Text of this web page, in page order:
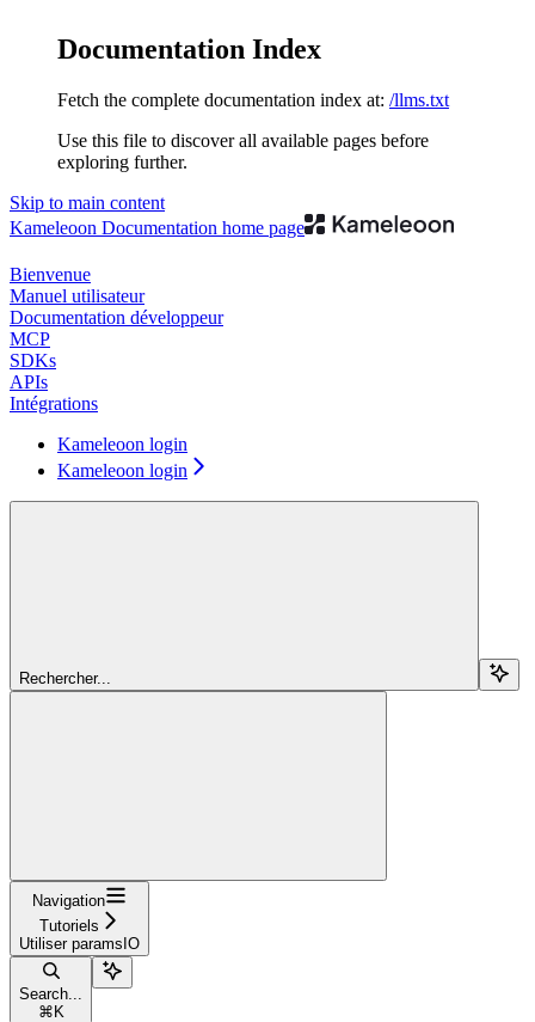
Documentation Index
Fetch the complete documentation index at: /llms.txt
Use this file to discover all available pages before
exploring further.
Skip to main content
Kameleoon Documentation home page
Bienvenue
Manuel utilisateur
Documentation développeur
MCP
SDKs
APIs
Intégrations
Kameleoon login
Kameleoon login
Rechercher...
Navigation
Tutoriels
Utiliser paramsIO
Search...
⌘ K